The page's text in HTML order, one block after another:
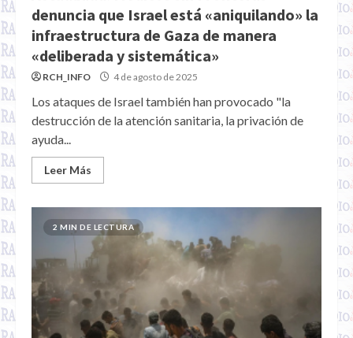
denuncia que Israel está «aniquilando» la
infraestructura de Gaza de manera
«deliberada y sistemática»
RCH_INFO 4 de agosto de 2025
Los ataques de Israel también han provocado "la
destrucción de la atención sanitaria, la privación de
ayuda...
Leer Más
2 MIN DE LECTURA